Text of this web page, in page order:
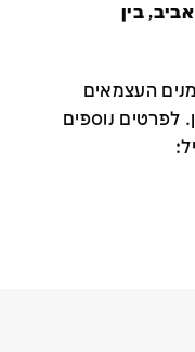
בין
העצמאים
. לפרטים נוספים
: